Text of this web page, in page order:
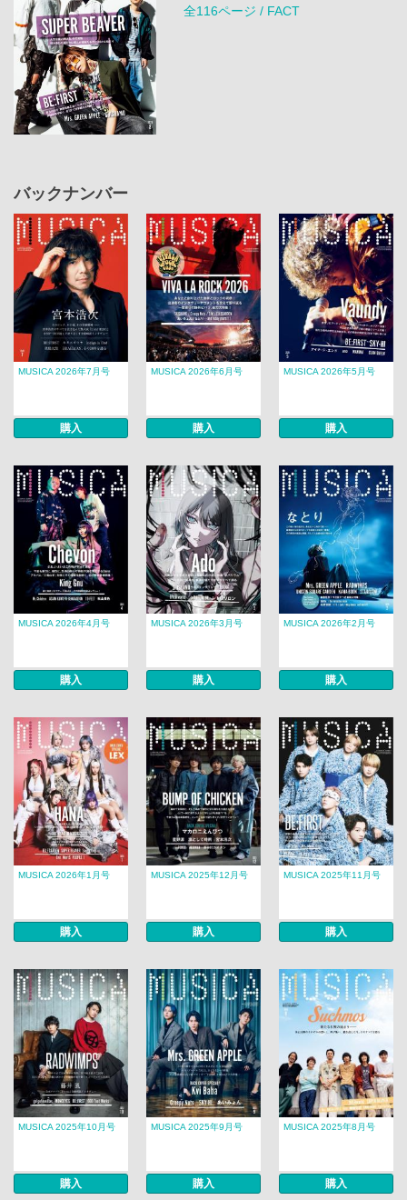
全116ページ / FACT
バックナンバー
MUSICA 2026年7月号
購入
MUSICA 2026年6月号
購入
MUSICA 2026年5月号
購入
MUSICA 2026年4月号
購入
MUSICA 2026年3月号
購入
MUSICA 2026年2月号
購入
MUSICA 2026年1月号
購入
MUSICA 2025年12月号
購入
MUSICA 2025年11月号
購入
MUSICA 2025年10月号
購入
MUSICA 2025年9月号
購入
MUSICA 2025年8月号
購入